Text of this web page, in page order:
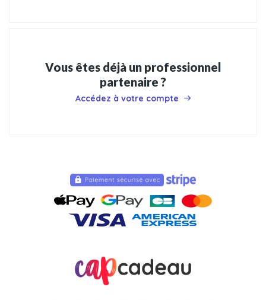
Vous êtes déjà un professionnel
partenaire ?
Accédez à votre compte